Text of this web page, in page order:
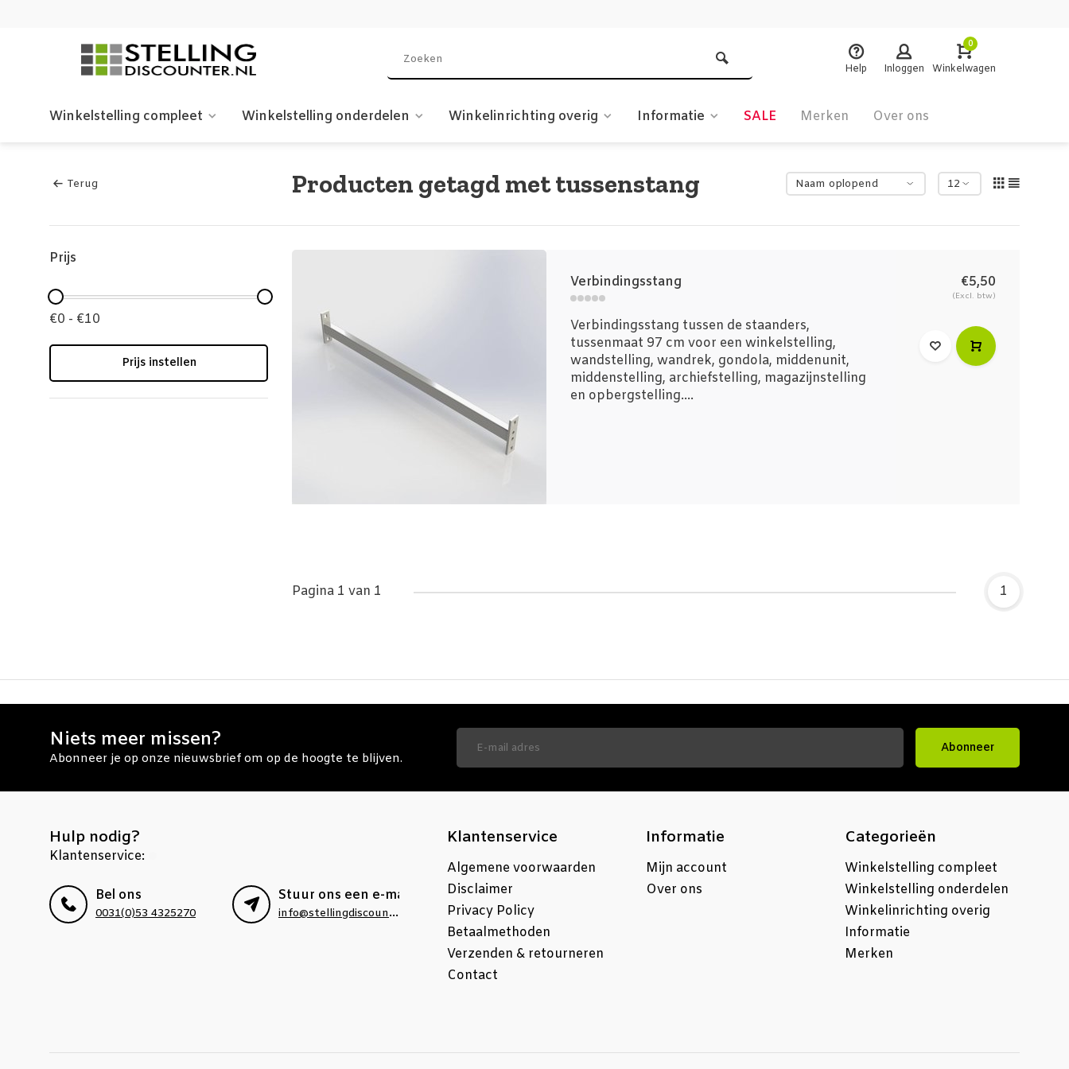
Help Inloggen
0
Winkelwagen
Winkelstelling compleet Winkelstelling onderdelen Winkelinrichting overig Informatie SALE Merken Over ons
Terug Producten getagd met tussenstang
Prijs
€0 - €10
Prijs instellen
Verbindingsstang
Verbindingsstang tussen de staanders,
tussenmaat 97 cm voor een winkelstelling,
wandstelling, wandrek, gondola, middenunit,
middenstelling, archiefstelling, magazijnstelling
en opbergstelling....
€5,50
(Excl. btw)
Pagina 1 van 1 1
Niets meer missen?
Abonneer je op onze nieuwsbrief om op de hoogte te blijven.
Abonneer
Hulp nodig?
Klantenservice:
Bel ons
0031(0)53 4325270
Stuur ons een e-mail
info@stellingdiscounter.nl
Klantenservice
Algemene voorwaarden
Disclaimer
Privacy Policy
Betaalmethoden
Verzenden & retourneren
Contact
Informatie
Mijn account
Over ons
Categorieën
Winkelstelling compleet
Winkelstelling onderdelen
Winkelinrichting overig
Informatie
Merken